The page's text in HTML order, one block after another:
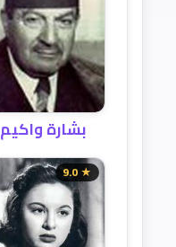
بشارة واكيم
★ 9.0